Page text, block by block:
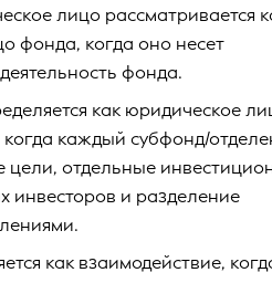
лицо рассматривается
фонда, когда оно несет
фонда.
как юридическое
каждый субфонд/
цели, отдельные
инвесторов и разделение
как взаимодействие,